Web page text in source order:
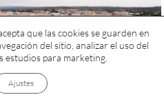
que las cookies se guarden en
del sitio, analizar el uso del
estudios para marketing.
Ajustes